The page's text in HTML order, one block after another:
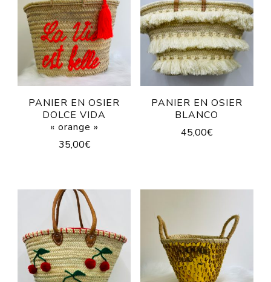
PANIER EN OSIER
DOLCE VIDA
« orange »
35,00€
PANIER EN OSIER
BLANCO
45,00€